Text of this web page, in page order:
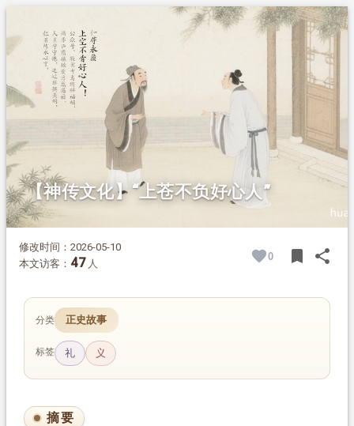
2.
正文
2.1.陈永年让产
2.2.仁者终得福
【神传文化】“上苍不负好心人”
修改时间：2026-05-10
本文访客： 47 人
0 bookmark share
分类 正史故事
标签 礼 义
摘要